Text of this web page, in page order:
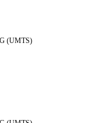
(UMTS)